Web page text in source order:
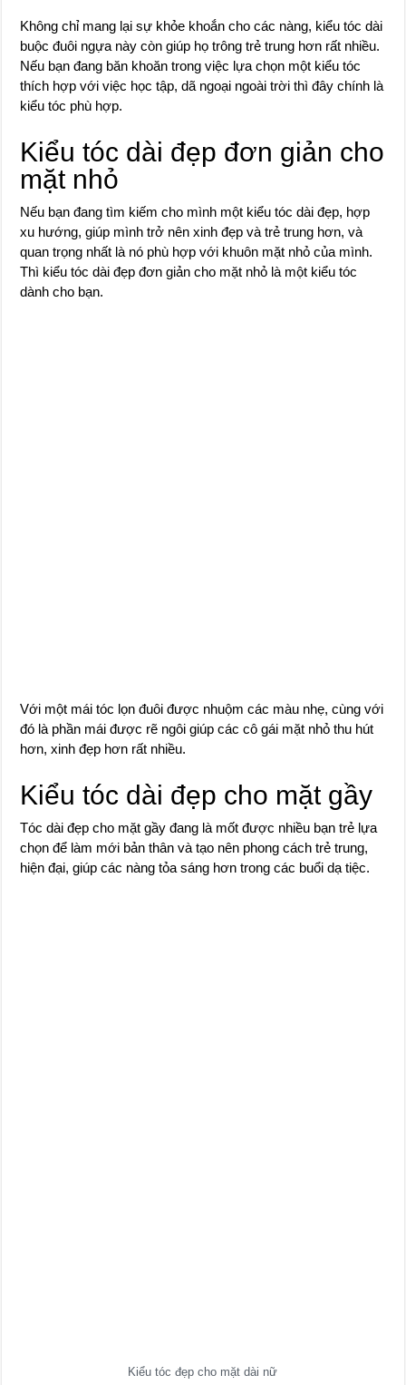
Không chỉ mang lại sự khỏe khoắn cho các nàng, kiểu tóc dài
buộc đuôi ngựa này còn giúp họ trông trẻ trung hơn rất nhiều.
Nếu bạn đang băn khoăn trong việc lựa chọn một kiểu tóc
thích hợp với việc học tập, dã ngoại ngoài trời thì đây chính là
kiểu tóc phù hợp.
Kiểu tóc dài đẹp đơn giản cho
mặt nhỏ
Nếu bạn đang tìm kiếm cho mình một kiểu tóc dài đẹp, hợp
xu hướng, giúp mình trở nên xinh đẹp và trẻ trung hơn, và
quan trọng nhất là nó phù hợp với khuôn mặt nhỏ của mình.
Thì kiểu tóc dài đẹp đơn giản cho mặt nhỏ là một kiểu tóc
dành cho bạn.
Với một mái tóc lọn đuôi được nhuộm các màu nhẹ, cùng với
đó là phần mái được rẽ ngôi giúp các cô gái mặt nhỏ thu hút
hơn, xinh đẹp hơn rất nhiều.
Kiểu tóc dài đẹp cho mặt gầy
Tóc dài đẹp cho mặt gầy đang là mốt được nhiều bạn trẻ lựa
chọn để làm mới bản thân và tạo nên phong cách trẻ trung,
hiện đại, giúp các nàng tỏa sáng hơn trong các buổi dạ tiệc.
Kiểu tóc đẹp cho mặt dài nữ